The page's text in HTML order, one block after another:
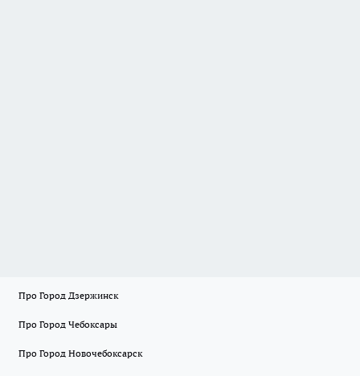
Про Город Дзержинск
Про Город Чебоксары
Про Город Новочебоксарск